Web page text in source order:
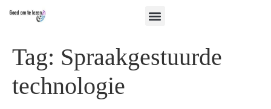
Tag: Spraakgestuurde
technologie